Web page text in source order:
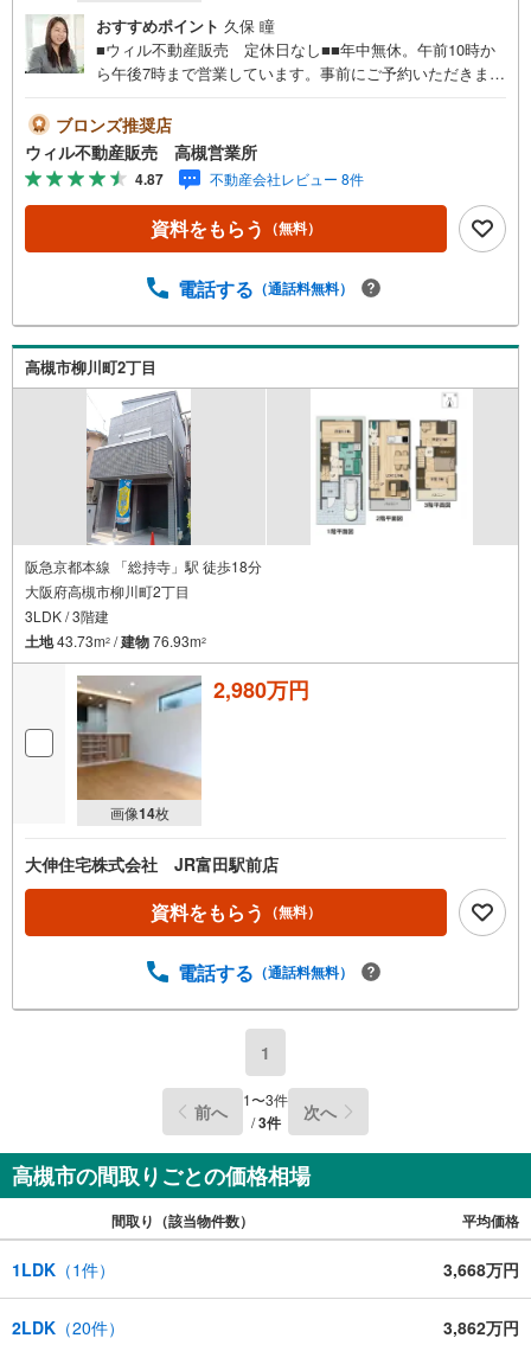
おすすめポイント 久保 瞳
■ウィル不動産販売 定休日なし■■年中無休。午前10時か
ら午後7時まで営業しています。事前にご予約いただきまし
い。 【弊社の特徴】 ■店舗裏手に駐車場をご用意しており
ます。ご利用ください。 ■キッズスペースもございます。
小さなお子様がいらっしゃるご家庭もお気軽にご来場くだ
さい！ 【営業日】定休日はございません。火曜日・水曜日
も営業しております。 【時間】10:00～19:00 ※左記時間は
お電話が繋がりやすくなっております。 ■リフォーム担
の物件管理システム、Willing-Naviで、お客様にぴったりの
物件のご紹介が可能です！ ■物件管理システムを使えば、
ネットに掲載されていない物件のご紹介ができます！ ■弊
社は阪神間北摂に12店舗（神戸市～高槻市・島本町・大阪
市）がございます。全域にて物件のご紹介・ご案内が可能
です。
ブロンズ推奨店
ウィル不動産販売 高槻営業所
4.87 不動産会社レビュー 8件
資料をもらう （無料）
電話する （通話料無料）
高槻市柳川町2丁目
阪急京都本線 「総持寺」駅 徒歩18分
大阪府高槻市柳川町2丁目
3LDK / 3階建
土地43.73m2 /建物76.93m2
画像14枚
2,980万円
大伸住宅株式会社 JR富田駅前店
資料をもらう （無料）
電話する （通話料無料）
1
前へ 1〜3件
/3件 次へ
高槻市の間取りごとの価格相場
間取り（該当物件数） 平均価格
1LDK （1件） 3,668万円
2LDK （20件） 3,862万円